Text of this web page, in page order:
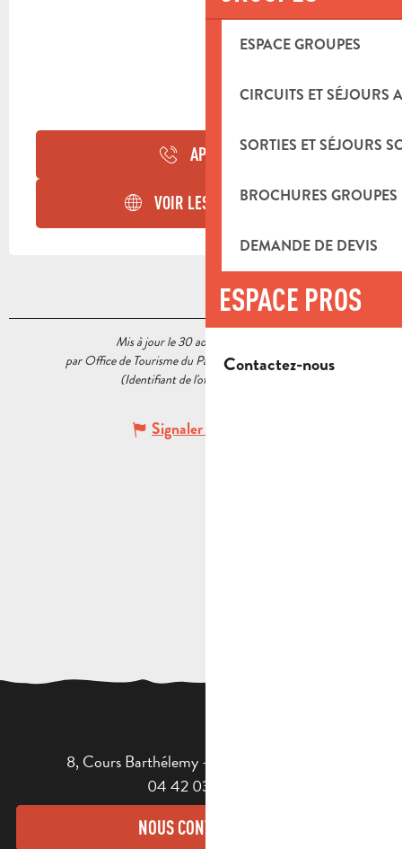
ESPACE GROUPES
CIRCUITS ET SÉJOURS
SORTIES ET SÉJOURS
BROCHURES GROUPES
DEMANDE DE DEVIS
ESPACE PROS
Contactez-nous
APPELER
VOIR LES SITES WEB
Mis à jour le 30 août 2022 à 15:39
par Office de Tourisme du Pays d’Aubagne et de l’Étoile
(Identifiant de l'offre :
Signaler une erreur
8, Cours Barthélemy - 13400 AUBAGNE
04 42 03 49 98
NOUS CONTACTER